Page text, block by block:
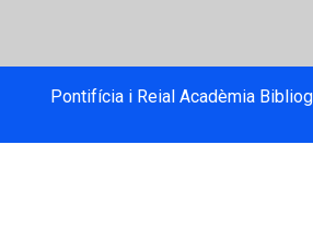
Pontifícia i Reial Acadèmia